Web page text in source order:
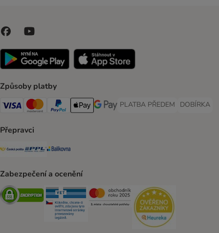
Způsoby platby
Visa Payment Method
Mastercard Payment Method
PayPal Payment Method
Apple pay Payment Method
GooglePay Payment Method
PLATBA PŘEDEM
PLATBA PŘEDEM Payment
DOBÍRKA
DOBÍRKA
Přepravci
Česká pošta Shipping Method
PPL Shipping Method
Balíkovna Shipping Method
Zabezpečení a ocenění
Security Security Security